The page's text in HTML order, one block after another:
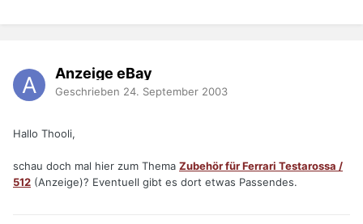
Anzeige eBay
Geschrieben 24. September 2003
Hallo Thooli,
schau doch mal hier zum Thema Zubehör für Ferrari Testarossa /
512 (Anzeige)? Eventuell gibt es dort etwas Passendes.